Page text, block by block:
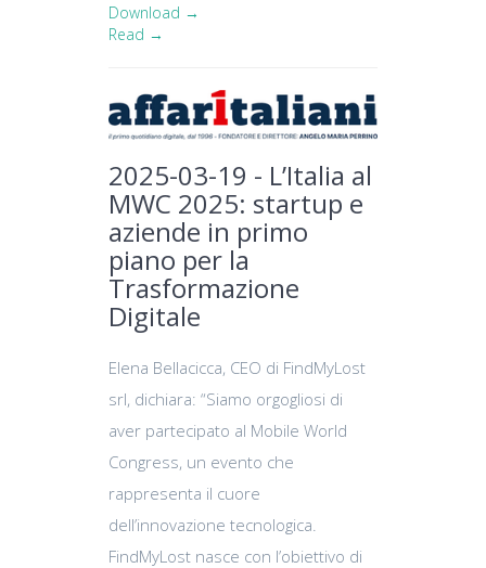
Download →
Read →
2025-03-19 - L’Italia al
MWC 2025: startup e
aziende in primo
piano per la
Trasformazione
Digitale
Elena Bellacicca, CEO di FindMyLost
srl, dichiara: “Siamo orgogliosi di
aver partecipato al Mobile World
Congress, un evento che
rappresenta il cuore
dell’innovazione tecnologica.
FindMyLost nasce con l’obiettivo di